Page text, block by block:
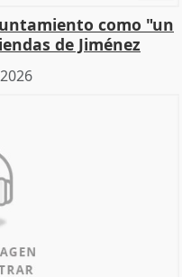
como "un
de Jiménez